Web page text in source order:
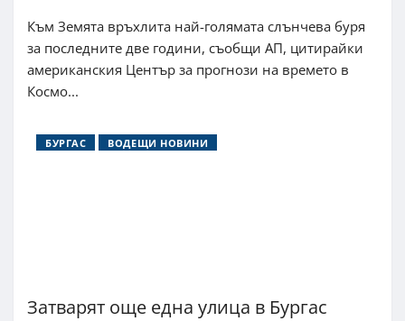
Към Земята връхлита най-голямата слънчева буря
за последните две години, съобщи АП, цитирайки
американския Център за прогнози на времето в
Космо...
БУРГАС ВОДЕЩИ НОВИНИ
Затварят още една улица в Бургас